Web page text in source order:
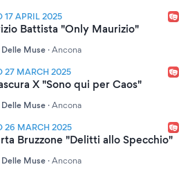
17 APRIL 2025
Battista "Only Maurizio"
Muse · Ancona
27 MARCH 2025
X "Sono qui per Caos"
Muse · Ancona
26 MARCH 2025
Bruzzone "Delitti allo Specchio"
Muse · Ancona